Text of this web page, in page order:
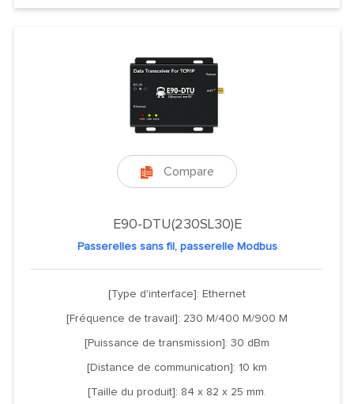
 Compare
E90-DTU(230SL30)E
Passerelles sans fil, passerelle Modbus
[Type d'interface]: Ethernet
[Fréquence de travail]: 230 M/400 M/900 M
[Puissance de transmission]: 30 dBm
[Distance de communication]: 10 km
[Taille du produit]: 84 x 82 x 25 mm.